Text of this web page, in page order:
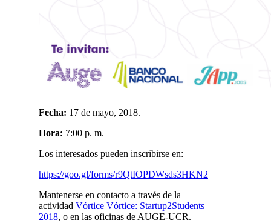
Fecha: 17 de mayo, 2018.
Hora: 7:00 p. m.
Los interesados pueden inscribirse en:
https://goo.gl/forms/r9QtIOPDWsds3HKN2
Mantenerse en contacto a través de la
actividad Vórtice Vórtice: Startup2Students
2018, o en las oficinas de AUGE-UCR.